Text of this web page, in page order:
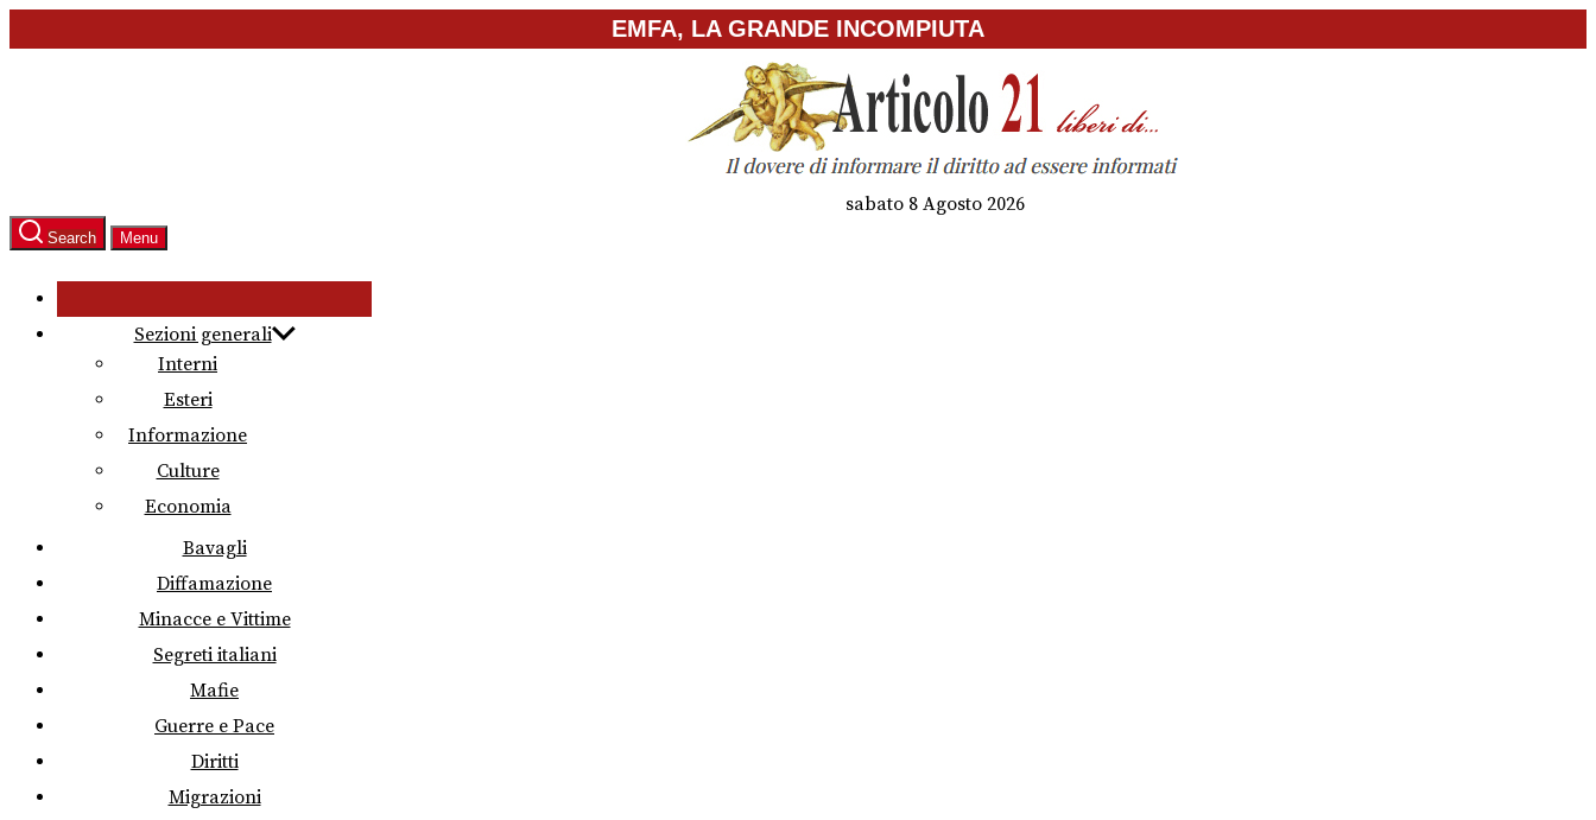
to
EMFA, LA GRANDE INCOMPIUTA
sabato 8 Agosto 2026
Search Menu
Sezioni generali
Interni
Esteri
Informazione
Culture
Economia
Bavagli
Diffamazione
Minacce e Vittime
Segreti italiani
Mafie
Guerre e Pace
Diritti
Migrazioni